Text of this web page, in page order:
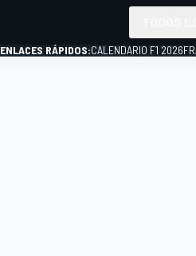
ENLACES RÁPIDOS:CALENDARIO F1 2026